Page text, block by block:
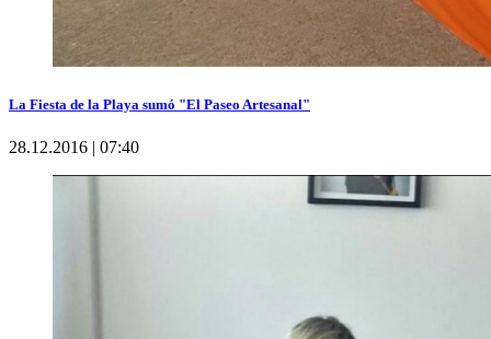
La Fiesta de la Playa sumó "El Paseo Artesanal"
28.12.2016 | 07:40